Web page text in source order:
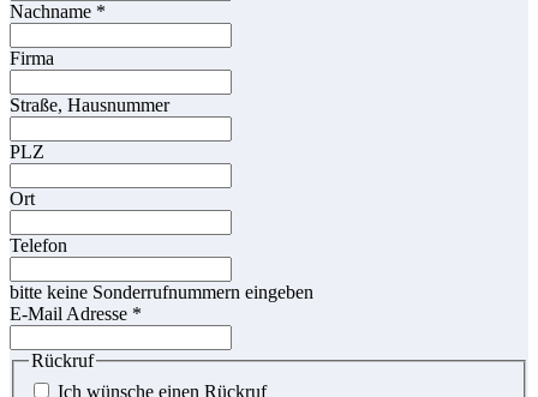
Nachname *
Firma
Straße, Hausnummer
PLZ
Ort
Telefon
bitte keine Sonderrufnummern eingeben
E-Mail Adresse *
Rückruf
Ich wünsche einen Rückruf